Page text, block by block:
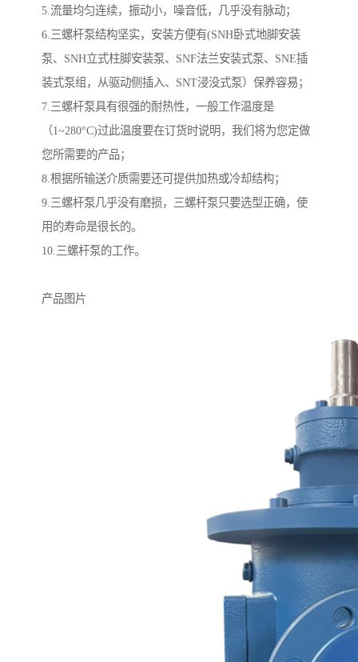
5.流量均匀连续，振动小，噪音低，几乎没有脉动；
6.三螺杆泵结构坚实，安装方便有(SNH卧式地脚安装
泵、SNH立式柱脚安装泵、SNF法兰安装式泵、SNE插
装式泵组，从驱动侧插入、SNT浸没式泵）保养容易；
7.三螺杆泵具有很强的耐热性，一般工作温度是
（1~280°C)过此温度要在订货时说明，我们将为您定做
您所需要的产品；
8.根据所输送介质需要还可提供加热或冷却结构；
9.三螺杆泵几乎没有磨损，三螺杆泵只要选型正确，使
用的寿命是很长的。
10.三螺杆泵的工作。
产品图片